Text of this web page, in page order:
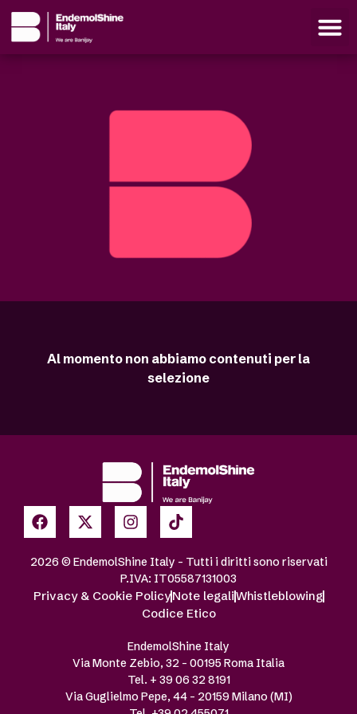
Al momento non abbiamo contenuti per la
selezione
2026 © EndemolShine Italy – Tutti i diritti sono riservati
P.IVA: IT05587131003
Privacy & Cookie PolicyNote legaliWhistleblowing
Codice Etico
EndemolShine Italy
Via Monte Zebio, 32 – 00195 Roma Italia
Tel. + 39 06 32 8191
Via Guglielmo Pepe, 44 – 20159 Milano (MI)